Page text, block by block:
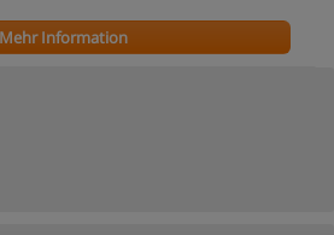
Mehr Information